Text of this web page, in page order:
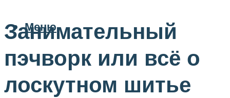
Меню
Занимательный
пэчворк или всё о
лоскутном шитье